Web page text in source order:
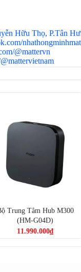
cao:Màn hình cảm
biến tiệm cận.Cho
Hỗ trợcả Wi-Fi và
: App,
Kích thước chuẩn
phù hợp nhiều không
Hữu Thọ, P.Tân
@mattervn
Trung Tâm Hub M300
(HM-G04D)
11.990.000₫